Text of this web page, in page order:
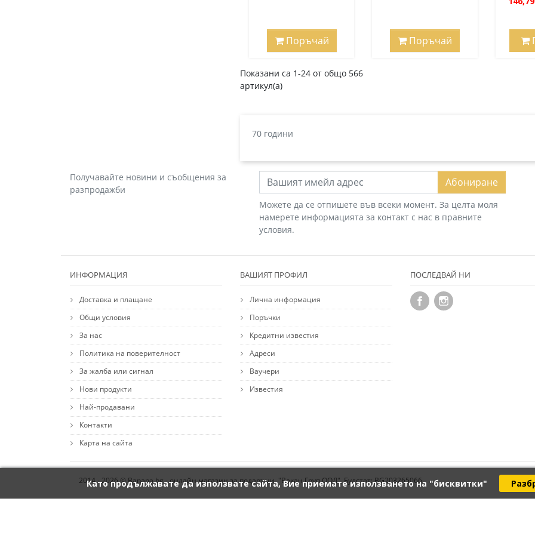
Като продължавате да използвате сайта, Вие приемате използването на "бисквитки"
Поръчай Поръчай
Показани са 1-24 от общо 566
артикул(а)
70 години
Получавайте новини и съобщения за
разпродажби
Абониране
Можете да се отпишете във всеки момент. За целта моля
намерете информацията за контакт с нас в правните
условия.
ИНФОРМАЦИЯ
Доставка и плащане
Общи условия
За нас
Политика на поверителност
За жалба или сигнал
Нови продукти
Най-продавани
Контакти
Карта на сайта
ВАШИЯТ ПРОФИЛ
Лична информация
Поръчки
Кредитни известия
Адреси
Ваучери
Известия
ПОСЛЕДВАЙ НИ
2014 - 2026 © Banana.bg - онлайн магазин за подаръци. "Векан Груп ООД", Булстат: BG203265066